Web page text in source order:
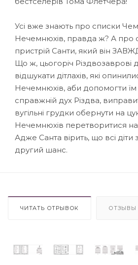
Усі вже знають про списки
Нечемнюхів, правда ж? А про
пристрій Санти, який він
Що ж, цьогоріч Різдвозаврові
відшукати дітлахів, які
Нечемнюхів, аби допомогти їм
справжній дух Різдва,
вугільні грудки обернути на
Нечемнюхів перетворитися
Адже Санта вірить, що всі діти
другий шанс.
ЧИТАТЬ ОТРЫВОК ОТЗЫВЫ